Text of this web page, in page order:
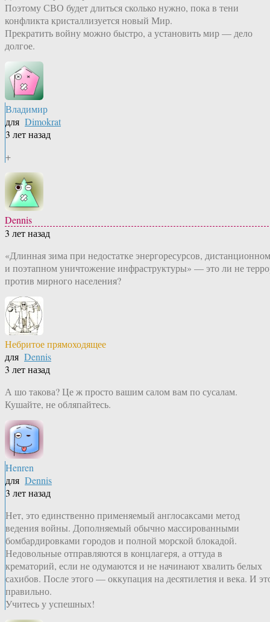
Поэтому СВО будет длиться сколько нужно, пока в тени
конфликта кристаллизуется новый Мир.
Прекратить войну можно быстро, а установить мир — дело
долгое.
Владимир
для Dimokrat
3 лет назад
+
Dennis
3 лет назад
«Длинная зима при недостатке энергоресурсов, дистанционном
и поэтапном уничтожение инфраструктуры» — это ли не
против мирного населения?
Небритое прямоходящее
для Dennis
3 лет назад
А шо такова? Це ж просто вашим салом вам по сусалам.
Кушайте, не обляпайтесь.
Henren
для Dennis
3 лет назад
Нет, это единственно применяемый англосаксами метод
ведения войны. Дополняемый обычно массированными
бомбардировками городов и полной морской блокадой.
Недовольные отправляются в концлагеря, а оттуда в
крематорий, если не одумаются и не начинают хвалить белых
сахибов. После этого — оккупация на десятилетия и века. И
правильно.
Учитесь у успешных!